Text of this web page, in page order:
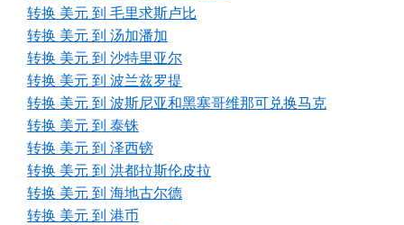
转换 美元 到 毛里求斯卢比
转换 美元 到 汤加潘加
转换 美元 到 沙特里亚尔
转换 美元 到 波兰兹罗提
转换 美元 到 波斯尼亚和黑塞哥维那可兑换马克
转换 美元 到 泰铢
转换 美元 到 泽西镑
转换 美元 到 洪都拉斯伦皮拉
转换 美元 到 海地古尔德
转换 美元 到 港币